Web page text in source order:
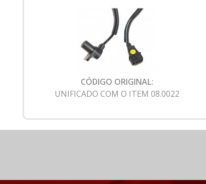
CÓDIGO ORIGINAL:
UNIFICADO COM O ITEM 08.0022